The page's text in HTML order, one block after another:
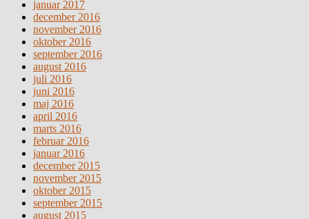
januar 2017
december 2016
november 2016
oktober 2016
september 2016
august 2016
juli 2016
juni 2016
maj 2016
april 2016
marts 2016
februar 2016
januar 2016
december 2015
november 2015
oktober 2015
september 2015
august 2015